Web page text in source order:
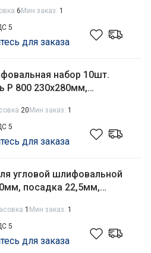
6 Мин заказ: 1
5
для заказа
набор 10шт.
Р 800 230х280мм,
20 Мин заказ: 1
5
для заказа
угловой шлифовальной
посадка 22,5мм,
1 Мин заказ: 1
5
для заказа